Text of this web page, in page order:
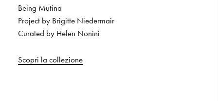
Being Mutina
Project by Brigitte Niedermair
Curated by Helen Nonini
Scopri la collezione